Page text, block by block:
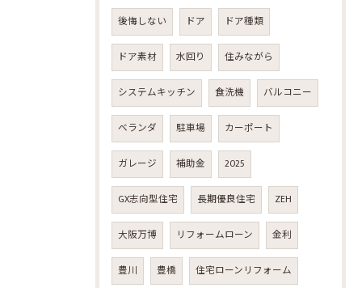
後悔しない ドア ドア種類
ドア素材 水回り 住みながら
システムキッチン 食洗機 バルコニー
ベランダ 駐車場 カーポート
ガレージ 補助金 2025
GX志向型住宅 長期優良住宅 ZEH
大阪万博 リフォームローン 金利
豊川 豊橋 住宅ローンリフォーム